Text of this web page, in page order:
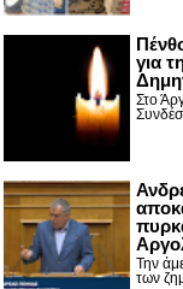
για
Στο
Την
των